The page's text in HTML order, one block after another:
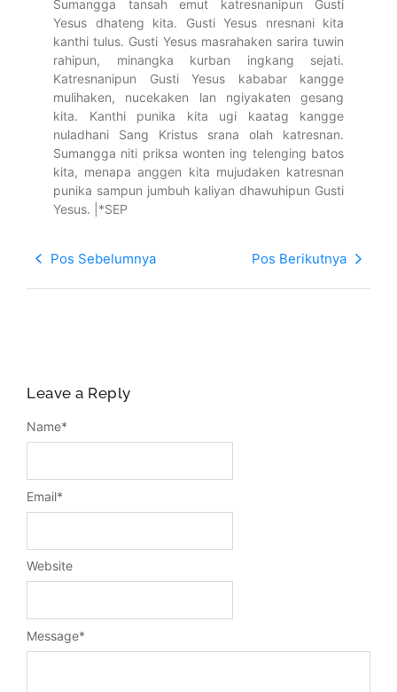
Sumangga tansah emut katresnanipun Gusti
Yesus dhateng kita. Gusti Yesus nresnani kita
kanthi tulus. Gusti Yesus masrahaken sarira tuwin
rahipun, minangka kurban ingkang sejati.
Katresnanipun Gusti Yesus kababar kangge
mulihaken, nucekaken lan ngiyakaten gesang
kita. Kanthi punika kita ugi kaatag kangge
nuladhani Sang Kristus srana olah katresnan.
Sumangga niti priksa wonten ing telenging batos
kita, menapa anggen kita mujudaken katresnan
punika sampun jumbuh kaliyan dhawuhipun Gusti
Yesus. |*SEP
Pos Sebelumnya Pos Berikutnya
Leave a Reply
Message*
Name*
Email*
Website